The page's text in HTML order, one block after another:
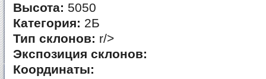
Высота: 5050
Категория: 2Б
Тип склонов: r/>
Экспозиция склонов:
Координаты: